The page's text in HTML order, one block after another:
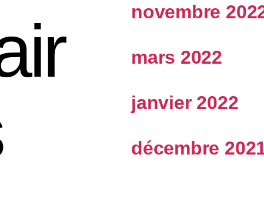
novembre
mars 2022
janvier 2022
décembre